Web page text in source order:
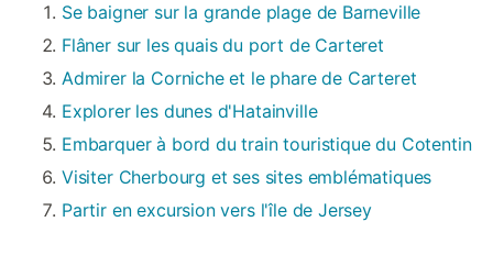
Se baigner sur la grande plage de Barneville
Flâner sur les quais du port de Carteret
Admirer la Corniche et le phare de Carteret
Explorer les dunes d'Hatainville
Embarquer à bord du train touristique du Cotentin
Visiter Cherbourg et ses sites emblématiques
Partir en excursion vers l'île de Jersey